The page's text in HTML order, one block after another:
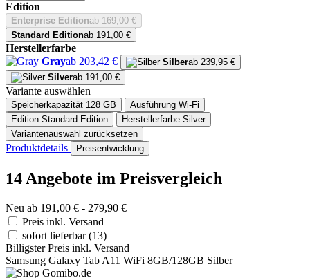
Edition
Enterprise Editionab 169,00 €
Standard Editionab 191,00 €
Herstellerfarbe
Grayab 203,42 € Silberab 239,95 €
Silverab 191,00 €
Variante auswählen
Speicherkapazität 128 GB Ausführung Wi-Fi
Edition Standard Edition Herstellerfarbe Silver
Variantenauswahl zurücksetzen
Produktdetails Preisentwicklung
14 Angebote im Preisvergleich
Neu ab 191,00 € - 279,90 €
Preis inkl. Versand
sofort lieferbar(13)
Billigster Preis inkl. Versand
Samsung Galaxy Tab A11 WiFi 8GB/128GB Silber